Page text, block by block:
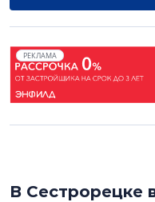
РЕКЛАМА
В Сестрорецке